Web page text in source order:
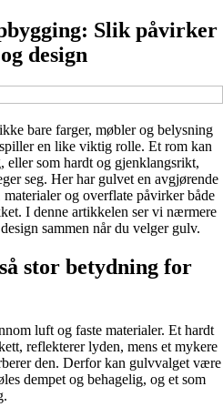
Slik påvirker
design
bare farger, møbler og belysning
en like viktig rolle. Et rom kan
eller som hardt og gjenklangsrikt,
seg. Her har gulvet en avgjørende
og overflate påvirker både
I denne artikkelen ser vi nærmere
sammen når du velger gulv.
stor betydning for
luft og faste materialer. Et hardt
reflekterer lyden, mens et mykere
den. Derfor kan gulvvalget være
dempet og behagelig, og et som